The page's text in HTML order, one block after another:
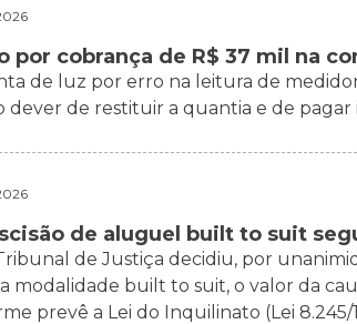
por cobrança de R$ 37 mil na
de luz por erro na leitura de
dever de restituir a quantia e de
de aluguel built to suit
de Justiça decidiu, por
modalidade built to suit, o valor da
prevê a Lei do Inquilinato (Lei 8.245/